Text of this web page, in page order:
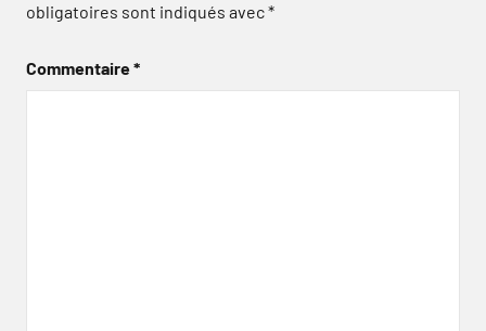
obligatoires sont indiqués avec*
Commentaire*